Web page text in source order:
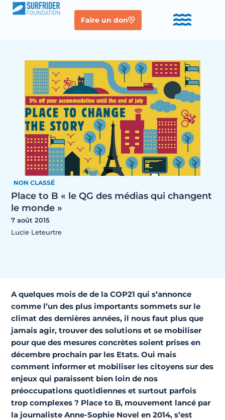
Faire un don
NON CLASSÉ
Place to B « le QG des médias qui changent
le monde »
7 août 2015
Lucie Leteurtre
A quelques mois de de la COP21 qui s’annonce
comme l’un des plus importants sommets sur le
climat des dernières années, il nous faut plus que
jamais agir, trouver des solutions et se mobiliser
pour que des mesures concrètes soient prises en
décembre prochain par les Etats. Oui mais
comment informer et mobiliser les citoyens sur des
enjeux qui paraissent bien loin de nos
préoccupations quotidiennes et surtout parfois
trop complexes ? Place to B, mouvement lancé par
la journaliste Anne-Sophie Novel en 2014, s’est